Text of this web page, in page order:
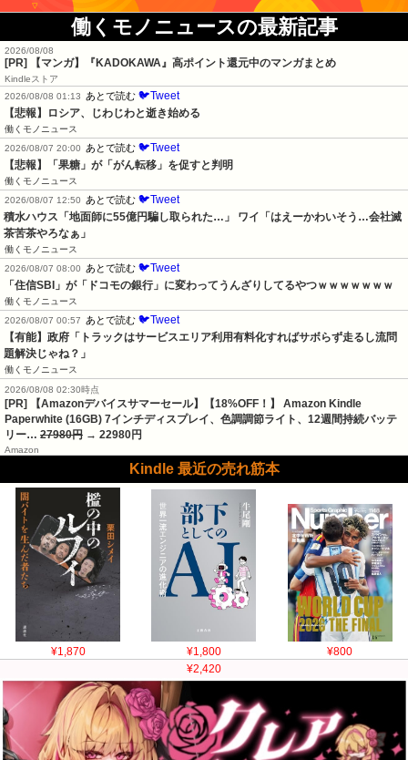
働くモノニュースの最新記事
2026/08/08
[PR] 【マンガ】『KADOKAWA』高ポイント還元中のマンガまとめ
Kindleストア
2026/08/08 01:13
あとで読む 🐦Tweet
【悲報】ロシア、じわじわと逝き始める
働くモノニュース
2026/08/07 20:00
あとで読む 🐦Tweet
【悲報】「果糖」が「がん転移」を促すと判明
働くモノニュース
2026/08/07 12:50
あとで読む 🐦Tweet
積水ハウス「地面師に55億円騙し取られた…」 ワイ「はえーかわいそう…会社滅
茶苦茶やろなぁ」
働くモノニュース
2026/08/07 08:00
あとで読む 🐦Tweet
「住信SBI」が「ドコモの銀行」に変わってうんざりしてるやつｗｗｗｗｗｗｗ
働くモノニュース
2026/08/07 00:57
あとで読む 🐦Tweet
【有能】政府「トラックはサービスエリア利用有料化すればサボらず走るし流問
題解決じゃね？」
働くモノニュース
2026/08/08 02:30時点
[PR] 【Amazonデバイスサマーセール】【18%OFF！】 Amazon Kindle
Paperwhite (16GB) 7インチディスプレイ、色調調節ライト、12週間持続バッテ
リー… 27980円 → 22980円
Amazon
Kindle 最近の売れ筋本
¥1,870 ¥1,800
¥800
¥2,420